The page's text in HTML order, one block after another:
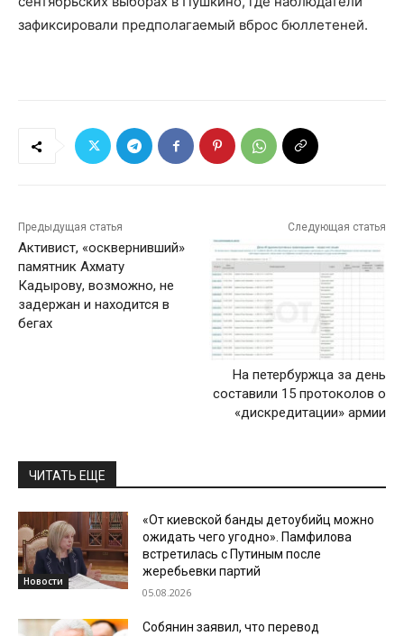
зафиксировали предполагаемый вброс бюллетеней.
Предыдущая статья
Активист, «осквернивший»
памятник Ахмату
Кадырову, возможно, не
задержан и находится в
бегах
Следующая статья
На петербуржца за день
составили 15 протоколов о
«дискредитации» армии
ЧИТАТЬ ЕЩЕ
Новости
«От киевской банды детоубийц можно
ожидать чего угодно». Памфилова
встретилась с Путиным после
жеребьевки партий
05.08.2026
Собянин заявил, что перевод